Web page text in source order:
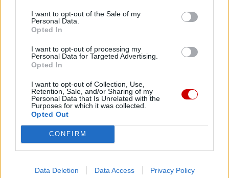
I want to opt-out of the Sale of my
Personal Data.
Opted In
I want to opt-out of processing my
Personal Data for Targeted Advertising.
Opted In
I want to opt-out of Collection, Use,
Retention, Sale, and/or Sharing of my
Personal Data that Is Unrelated with the
Purposes for which it was collected.
Opted Out
CONFIRM
Data Deletion Data Access Privacy Policy
Następna
Najnowsze
Indyjski biskup: nie potrzebujemy misjonarzy, którzy
przyjeżdżają z gotowymi odpowiedziami
07 sierpnia 2026 | 22:47
Biskupi o podróży apostolskiej Leona XIV do Francji: wielka
radość
Narodowy Bank Ukrainy wyemituje monetę upamiętniającą Jana